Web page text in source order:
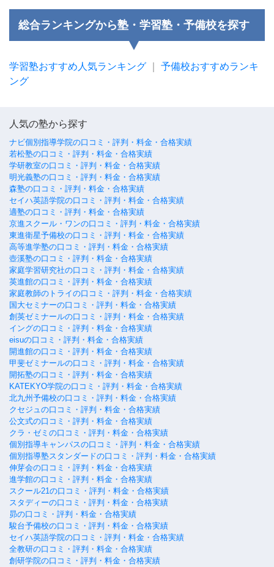
総合ランキングから塾・学習塾・予備校を探す
学習塾おすすめ人気ランキング
予備校おすすめランキ
ング
人気の塾から探す
ナビ個別指導学院の口コミ・評判・料金・合格実績
若松塾の口コミ・評判・料金・合格実績
学研教室の口コミ・評判・料金・合格実績
明光義塾の口コミ・評判・料金・合格実績
森塾の口コミ・評判・料金・合格実績
セイハ英語学院の口コミ・評判・料金・合格実績
適塾の口コミ・評判・料金・合格実績
京進スクール・ワンの口コミ・評判・料金・合格実績
東進衛星予備校の口コミ・評判・料金・合格実績
高等進学塾の口コミ・評判・料金・合格実績
壺溪塾の口コミ・評判・料金・合格実績
家庭学習研究社の口コミ・評判・料金・合格実績
英進館の口コミ・評判・料金・合格実績
家庭教師のトライの口コミ・評判・料金・合格実績
国大セミナーの口コミ・評判・料金・合格実績
創英ゼミナールの口コミ・評判・料金・合格実績
イングの口コミ・評判・料金・合格実績
eisuの口コミ・評判・料金・合格実績
開進館の口コミ・評判・料金・合格実績
甲斐ゼミナールの口コミ・評判・料金・合格実績
開拓塾の口コミ・評判・料金・合格実績
KATEKYO学院の口コミ・評判・料金・合格実績
北九州予備校の口コミ・評判・料金・合格実績
クセジュの口コミ・評判・料金・合格実績
公文式の口コミ・評判・料金・合格実績
クラ・ゼミの口コミ・評判・料金・合格実績
個別指導キャンパスの口コミ・評判・料金・合格実績
個別指導塾スタンダードの口コミ・評判・料金・合格実績
伸芽会の口コミ・評判・料金・合格実績
進学館の口コミ・評判・料金・合格実績
スクール21の口コミ・評判・料金・合格実績
スタディーの口コミ・評判・料金・合格実績
昴の口コミ・評判・料金・合格実績
駿台予備校の口コミ・評判・料金・合格実績
セイハ英語学院の口コミ・評判・料金・合格実績
全教研の口コミ・評判・料金・合格実績
創研学院の口コミ・評判・料金・合格実績